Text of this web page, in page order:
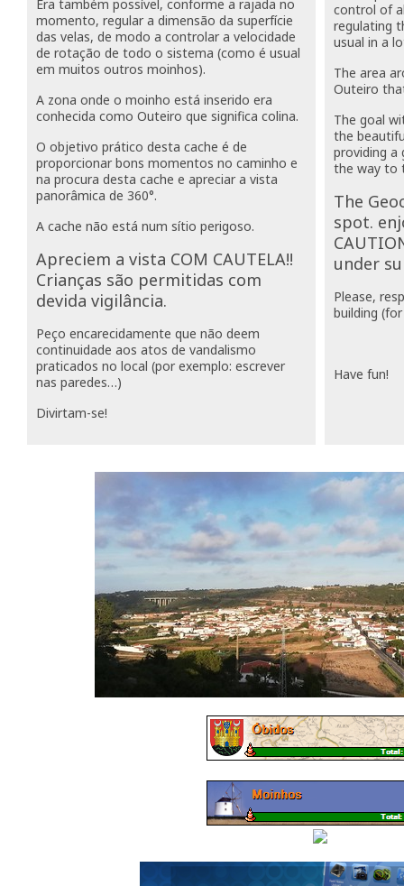
Era também possível, conforme a rajada no
momento, regular a dimensão da superfície
das velas, de modo a controlar a velocidade
de rotação de todo o sistema (como é usual
em muitos outros moinhos).
A zona onde o moinho está inserido era
conhecida como Outeiro que significa colina.
O objetivo prático desta cache é de
proporcionar bons momentos no caminho e
na procura desta cache e apreciar a vista
panorâmica de 360°.
A cache não está num sítio perigoso.
Apreciem a vista COM CAUTELA!!
Crianças são permitidas com
devida vigilância.
Peço encarecidamente que não deem
continuidade aos atos de vandalismo
praticados no local (por exemplo: escrever
nas paredes…)
Divirtam-se!
control of
regulating
usual in a
The area
Outeiro
The goal
the
providing a
the way to
The
spot.
under
Please,
building
Have fun!